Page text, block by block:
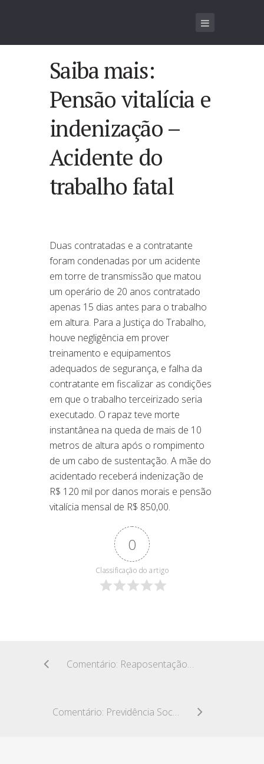
Saiba mais:
Pensão vitalícia e
indenização –
Acidente do
trabalho fatal
Duas contratadas e a contratante
foram condenadas por um acidente
em torre de transmissão que matou
um operário de 20 anos contratado
apenas 15 dias antes para o trabalho
em altura. Para a Justiça do Trabalho,
houve negligência em prover
treinamento e equipamentos
adequados de segurança, e falha da
contratante em fiscalizar as condições
em que o trabalho terceirizado seria
executado. O rapaz teve morte
instantânea na queda de mais de 10
metros de altura após o rompimento
de um cabo de sustentação. A mãe do
acidentado receberá indenização de
R$ 120 mil por danos morais e pensão
vitalícia mensal de R$ 850,00.
0
Classificação do artigo
Comentário: Reaposentação ou transformação de aposentadoria
Comentário: Previdência Social e os reflexos da informalidade